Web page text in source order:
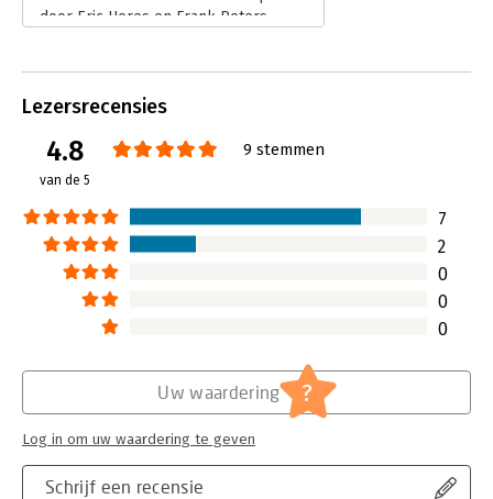
door Eric Heres en Frank Peters.
Lezersrecensies
4.8
van de 5
9 stemmen
7
2
0
0
0
Schrijf een recensie
Uw waardering ?
Log in om uw waardering te geven